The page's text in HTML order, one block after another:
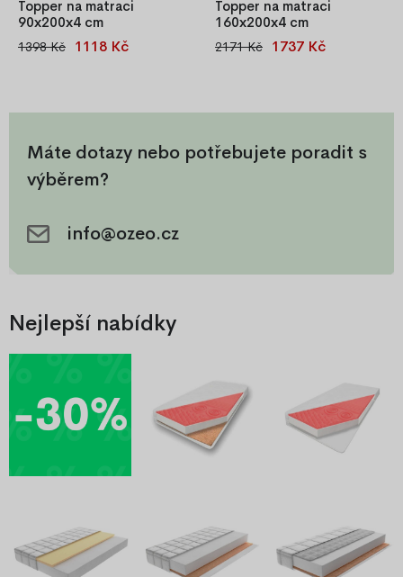
Topper na matraci
90x200x4 cm
Topper na matraci
1398 Kč 1118 Kč
Topper na matraci
160x200x4 cm
Topper 160x200x4 cm pro
2171 Kč 1737 Kč
Máte dotazy nebo potřebujete poradit s
výběrem?
info@ozeo.cz
Nejlepší nabídky